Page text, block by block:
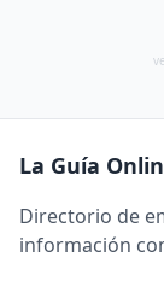
La Guía
Directorio de
información